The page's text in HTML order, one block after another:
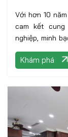
Với hơn 10
cam kết
nghiệp, minh
kiệm chi phí
Khám phá